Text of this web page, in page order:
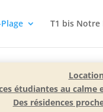
T1 bis Notre
étudiantes au
Des résidences